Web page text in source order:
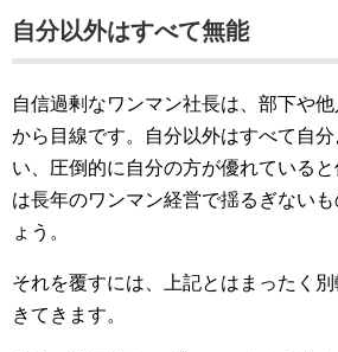
自分以外はすべて無能
自信過剰なワンマン社長は、部下や
から目線です。自分以外はすべて自
い、圧倒的に自分の方が優れている
は長年のワンマン経営で揺るぎない
ょう。
それを覆すには、上記とはまったく
きてきます。